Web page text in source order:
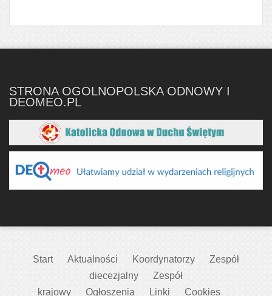
STRONA OGÓLNOPOLSKA ODNOWY I
DEOMEO.PL
Start Aktualności Koordynatorzy
Zespół
diecezjalny
Zespół
krajowy
Ogłoszenia Linki Cookies